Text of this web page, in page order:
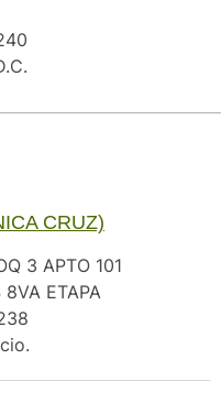
CRUZ)
3 APTO 101
8VA ETAPA